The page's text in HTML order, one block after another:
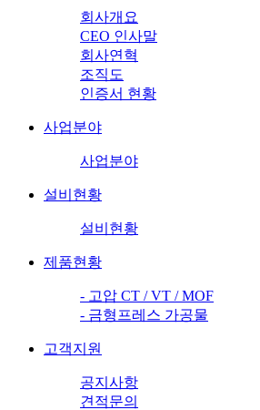
회사개요
CEO 인사말
회사연혁
조직도
인증서 현황
사업분야
사업분야
설비현황
설비현황
제품현황
- 고압 CT / VT / MOF
- 금형프레스 가공물
고객지원
공지사항
견적문의